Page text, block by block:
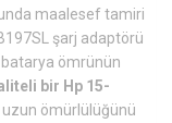
maalesef tamiri
şarj adaptörü
batarya ömrünün
bir Hp 15-
uzun ömürlülüğünü